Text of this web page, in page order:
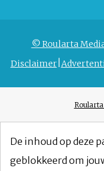
© Roularta
Disclaimer
De inhoud op deze
geblokkeerd om